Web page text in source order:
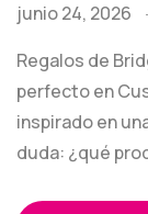
junio 24, 2026
Regalos de
perfecto en
inspirado en
duda: ¿qué